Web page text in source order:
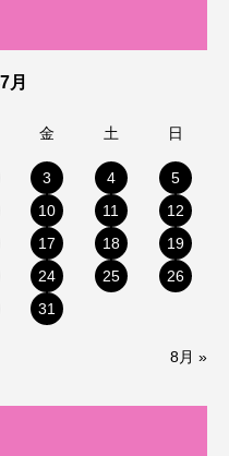
月
金 土 日
3 4
5
10 11
12
17 18
19
24 25
26
31
8月 »